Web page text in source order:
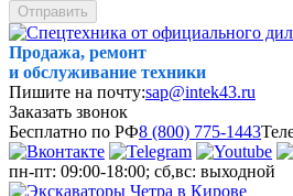
Отправить
Продажа, ремонт
и обслуживание техники
Пишите на почту:sap@intek43.ru
Заказать звонок
Бесплатно по РФ8 (800) 775-1443
пн-пт: 09:00-18:00; сб,вс: выходной